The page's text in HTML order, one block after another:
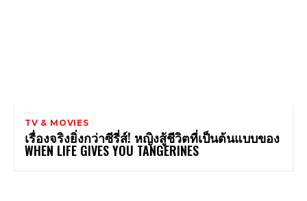
TV & MOVIES
เรื่องจริงยิ่งกว่าซีรี่ส์! หญิงสู้ชีวิตที่เป็นต้นแบบของ
WHEN LIFE GIVES YOU TANGERINES